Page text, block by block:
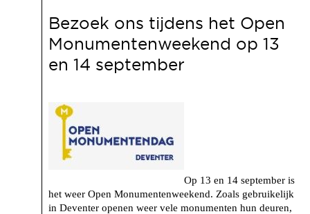
Bezoek ons tijdens het Open
Monumentenweekend op 13
en 14 september
Op 13 en 14 september is
het weer Open Monumentenweekend. Zoals gebruikelijk
in Deventer openen weer vele monumenten hun deuren,